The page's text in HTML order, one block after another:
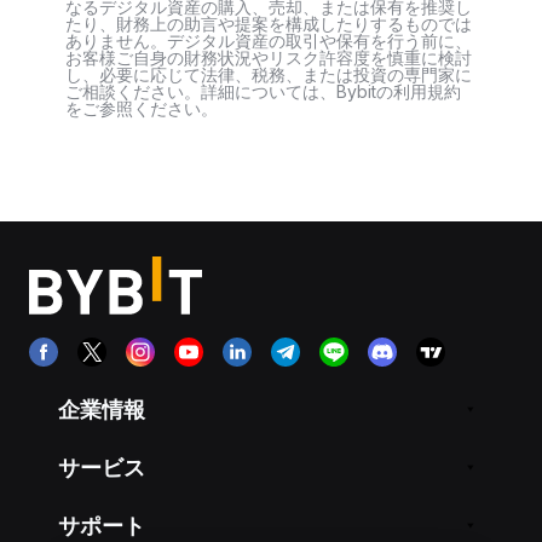
なるデジタル資産の購入、売却、または保有を推奨し
たり、財務上の助言や提案を構成したりするものでは
ありません。デジタル資産の取引や保有を行う前に、
お客様ご自身の財務状況やリスク許容度を慎重に検討
し、必要に応じて法律、税務、または投資の専門家に
ご相談ください。詳細については、Bybitの利用規約
をご参照ください。
企業情報
サービス
サポート